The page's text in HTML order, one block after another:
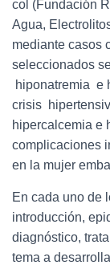
col (Fundación
Agua,
mediante casos
hiponatremia e
crisis
hipercalcemia e
complicaciones
en la mujer
En cada uno de
introducción,
diagnóstico,
tema a